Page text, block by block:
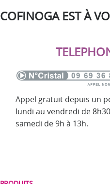
COFINOGA EST À
Appel gratuit depuis un
lundi au vendredi de
samedi de 9h à 13h.